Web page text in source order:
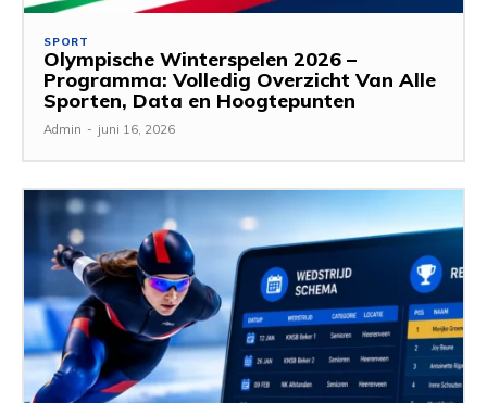
SPORT
Olympische Winterspelen 2026 –
Programma: Volledig Overzicht Van Alle
Sporten, Data en Hoogtepunten
Admin - juni 16, 2026